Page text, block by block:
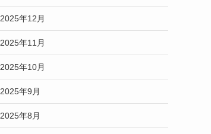
2025年12月
2025年11月
2025年10月
2025年9月
2025年8月